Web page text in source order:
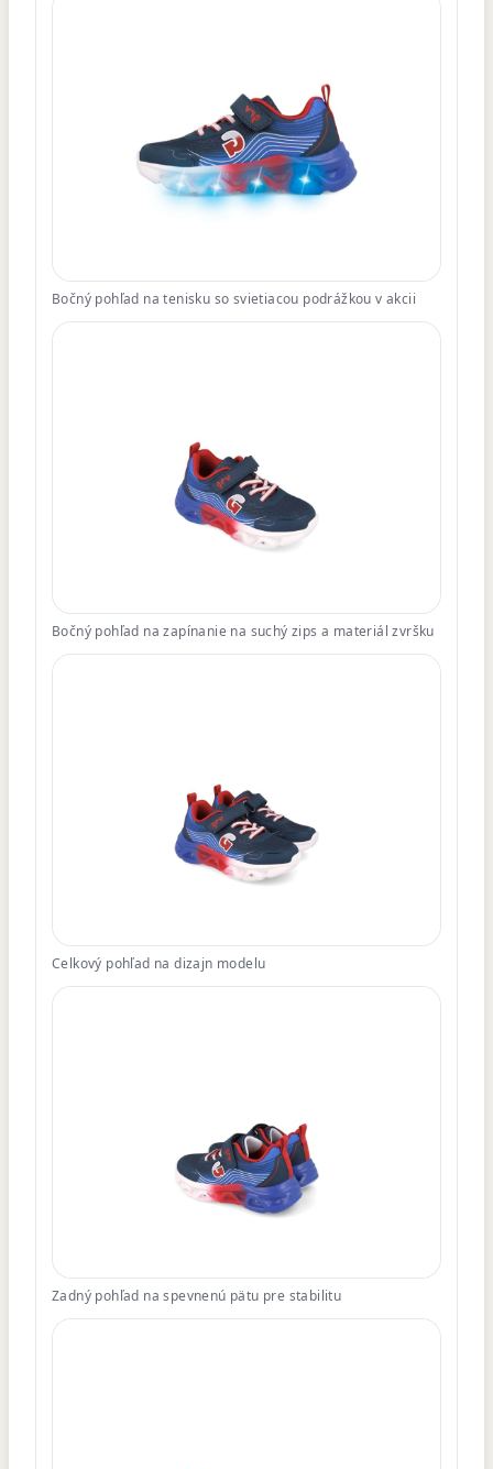
Bočný pohľad na tenisku so svietiacou podrážkou v akcii
Bočný pohľad na zapínanie na suchý zips a materiál zvršku
Celkový pohľad na dizajn modelu
Zadný pohľad na spevnenú pätu pre stabilitu